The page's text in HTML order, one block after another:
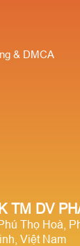
TM DV
Thọ Hoà,
Việt Nam